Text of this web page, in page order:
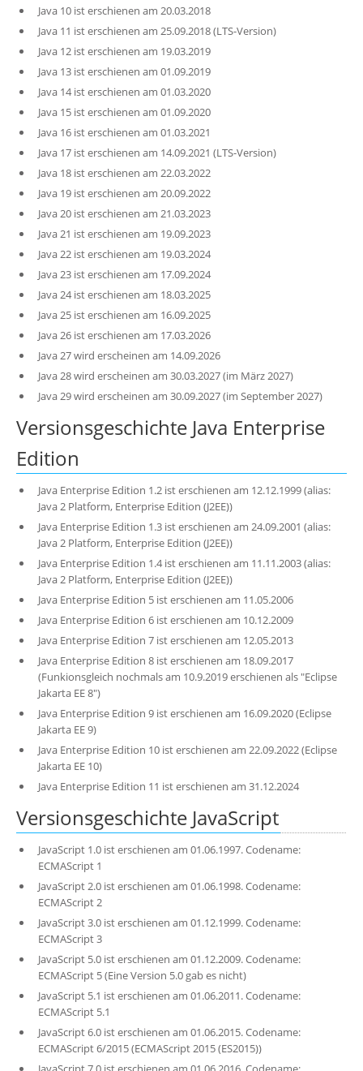
Java 10 ist erschienen am 20.03.2018
Java 11 ist erschienen am 25.09.2018 (LTS-Version)
Java 12 ist erschienen am 19.03.2019
Java 13 ist erschienen am 01.09.2019
Java 14 ist erschienen am 01.03.2020
Java 15 ist erschienen am 01.09.2020
Java 16 ist erschienen am 01.03.2021
Java 17 ist erschienen am 14.09.2021 (LTS-Version)
Java 18 ist erschienen am 22.03.2022
Java 19 ist erschienen am 20.09.2022
Java 20 ist erschienen am 21.03.2023
Java 21 ist erschienen am 19.09.2023
Java 22 ist erschienen am 19.03.2024
Java 23 ist erschienen am 17.09.2024
Java 24 ist erschienen am 18.03.2025
Java 25 ist erschienen am 16.09.2025
Java 26 ist erschienen am 17.03.2026
Java 27 wird erscheinen am 14.09.2026
Java 28 wird erscheinen am 30.03.2027 (im März 2027)
Java 29 wird erscheinen am 30.09.2027 (im September 2027)
Versionsgeschichte Java Enterprise
Edition
Java Enterprise Edition 1.2 ist erschienen am 12.12.1999 (alias:
Java 2 Platform, Enterprise Edition (J2EE))
Java Enterprise Edition 1.3 ist erschienen am 24.09.2001 (alias:
Java 2 Platform, Enterprise Edition (J2EE))
Java Enterprise Edition 1.4 ist erschienen am 11.11.2003 (alias:
Java 2 Platform, Enterprise Edition (J2EE))
Java Enterprise Edition 5 ist erschienen am 11.05.2006
Java Enterprise Edition 6 ist erschienen am 10.12.2009
Java Enterprise Edition 7 ist erschienen am 12.05.2013
Java Enterprise Edition 8 ist erschienen am 18.09.2017
(Funkionsgleich nochmals am 10.9.2019 erschienen als "Eclipse
Jakarta EE 8")
Java Enterprise Edition 9 ist erschienen am 16.09.2020 (Eclipse
Jakarta EE 9)
Java Enterprise Edition 10 ist erschienen am 22.09.2022 (Eclipse
Jakarta EE 10)
Java Enterprise Edition 11 ist erschienen am 31.12.2024
Versionsgeschichte JavaScript
JavaScript 1.0 ist erschienen am 01.06.1997. Codename:
ECMAScript 1
JavaScript 2.0 ist erschienen am 01.06.1998. Codename:
ECMAScript 2
JavaScript 3.0 ist erschienen am 01.12.1999. Codename:
ECMAScript 3
JavaScript 5.0 ist erschienen am 01.12.2009. Codename:
ECMAScript 5 (Eine Version 5.0 gab es nicht)
JavaScript 5.1 ist erschienen am 01.06.2011. Codename:
ECMAScript 5.1
JavaScript 6.0 ist erschienen am 01.06.2015. Codename:
ECMAScript 6/2015 (ECMAScript 2015 (ES2015))